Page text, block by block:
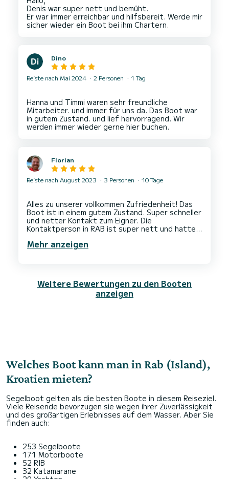
Denis war super nett und bemüht.
Er war immer erreichbar und hilfsbereit. Werde mir
Dino
Reiste nach Mai 2024 2 Personen 1 Tag
Hanna und Timmi waren sehr freundliche
Mitarbeiter. und immer für uns da. Das Boot war
in gutem Zustand. und lief hervorragend. Wir
Florian
Reiste nach August 2023 3 Personen 10 Tage
Alles zu unserer vollkommen Zufriedenheit! Das
Boot ist in einem gutem Zustand. Super schneller
und netter Kontakt zum Eigner. Die
Kontaktperson in RAB ist super nett und hatte
Mehr anzeigen
Weitere Bewertungen zu den Booten
anzeigen
Welches Boot kann man in Rab (Island),
Kroatien mieten?
Segelboot gelten als die besten Boote in diesem Reiseziel.
Viele Reisende bevorzugen sie wegen ihrer Zuverlässigkeit
und des großartigen Erlebnisses auf dem Wasser. Aber Sie
finden auch:
253 Segelboote
171 Motorboote
52 RIB
32 Katamarane